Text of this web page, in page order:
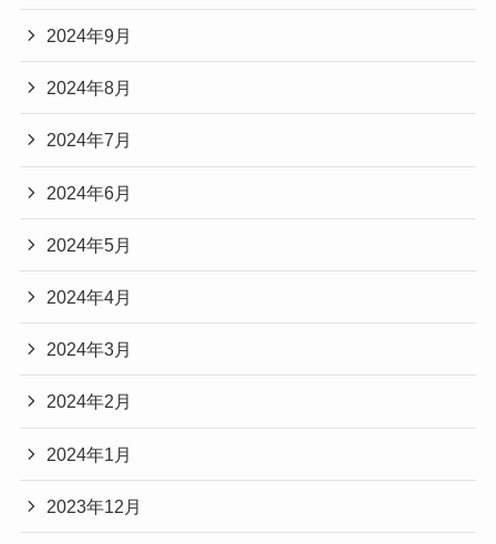
2024年9月
2024年8月
2024年7月
2024年6月
2024年5月
2024年4月
2024年3月
2024年2月
2024年1月
2023年12月